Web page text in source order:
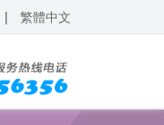
| 繁體中文